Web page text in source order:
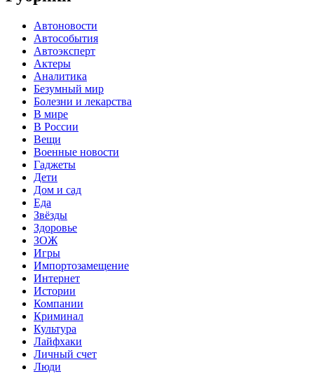
Автоновости
Автособытия
Автоэксперт
Актеры
Аналитика
Безумный мир
Болезни и лекарства
В мире
В России
Вещи
Военные новости
Гаджеты
Дети
Дом и сад
Еда
Звёзды
Здоровье
ЗОЖ
Игры
Импортозамещение
Интернет
Истории
Компании
Криминал
Культура
Лайфхаки
Личный счет
Люди